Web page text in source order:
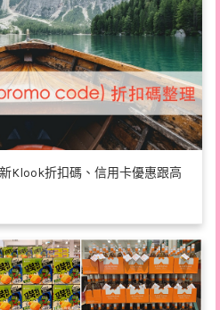
Klook折扣碼、信用卡優惠跟高